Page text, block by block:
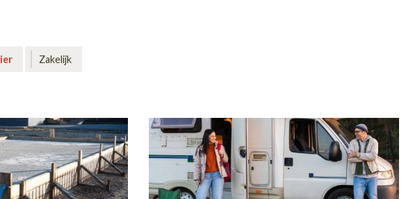
Zakelijk